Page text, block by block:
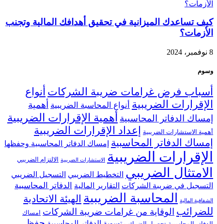
كيف تساعدك الميزانية في تحقيق أهدافك المالية وتجنب
الأزمات؟
8 نوفمبر، 2024
وسوم
أسباب فرض غرامات ضريبة الشركات أنواع
الإقرارات الضريبية أنواع المحاسبة الضريبية أهمية
إمساك الدفاتر المحاسبية أهمية الإقرارات الضريبية
أهمية الاستشارات الضريبية إعداد الإقرارات الضريبية
إمساك الدفاتر المحاسبية إمساك الدفاتر المحاسبية وحفظها
الإقرارات الضريبية الاستشارات الضريبية الالتزام الضريبي
الامتثال الضريبي التخطيط الضريبي التسجيل الضريبي
التسجيل في ضريبة الشركات التقارير المالية الدفاتر المحاسبية
الشفافية المالية المحاسبة الضريبية الهيئة الاتحادية
للضرائب الوقاية من غرامات ضريبة الشركات امساك